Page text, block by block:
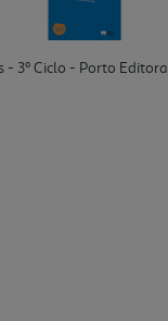
- 3º Ciclo - Porto Editora